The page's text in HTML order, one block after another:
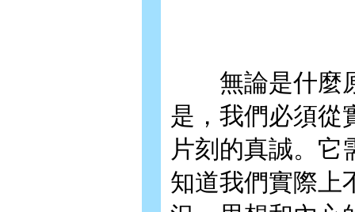
無論是什麼原
是，我們必須從
片刻的真誠。它
知道我們實際上